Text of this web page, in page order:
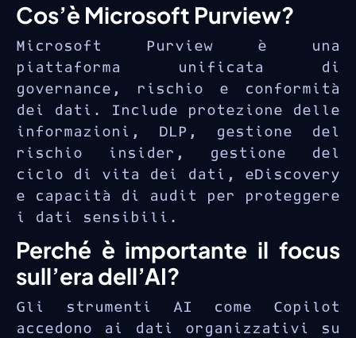
conformità Microsoft 365
Familiarità con i concetti
di classificazione e
protezione dei dati
Esperienza con l’admin
center Microsoft 365 e il
portale di conformità
Conoscenza dei framework di
conformità normativa (GDPR,
HIPAA, ecc.)
Comprensione dei concetti di
deployment di AI e Copilot
Cos’è Microsoft Purview?
Microsoft Purview è una
piattaforma unificata di
governance, rischio e conformità
dei dati. Include protezione delle
informazioni, DLP, gestione del
rischio insider, gestione del
ciclo di vita dei dati, eDiscovery
e capacità di audit per proteggere
i dati sensibili.
Perché è importante il focus
sull’era dell’AI?
Gli strumenti AI come Copilot
accedono ai dati organizzativi su